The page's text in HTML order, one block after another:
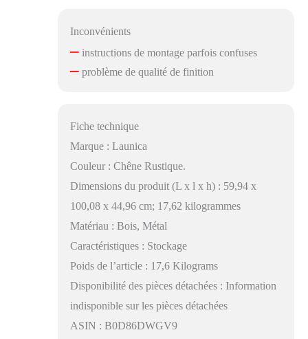
Inconvénients
–instructions de montage parfois confuses
–problème de qualité de finition
Fiche technique
Marque : Launica
Couleur : Chêne Rustique.
Dimensions du produit (L x l x h) : 59,94 x
100,08 x 44,96 cm; 17,62 kilogrammes
Matériau : Bois, Métal
Caractéristiques : Stockage
Poids de l’article : 17,6 Kilograms
Disponibilité des pièces détachées : Information
indisponible sur les pièces détachées
ASIN : B0D86DWGV9